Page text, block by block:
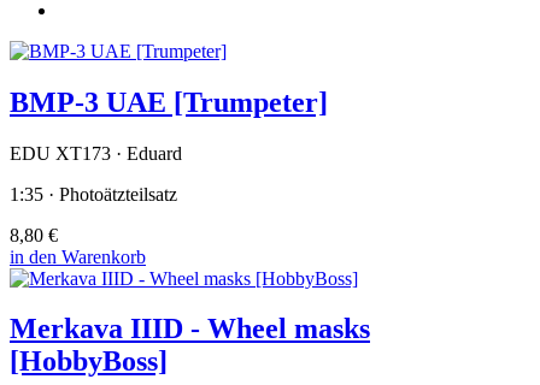
BMP-3 UAE [Trumpeter]
EDU XT173 · Eduard
1:35 · Photoätzteilsatz
8,80 €
in den Warenkorb
Merkava IIID - Wheel masks
[HobbyBoss]